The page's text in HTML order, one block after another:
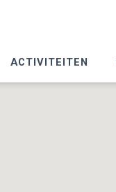
ACTIVITEITEN